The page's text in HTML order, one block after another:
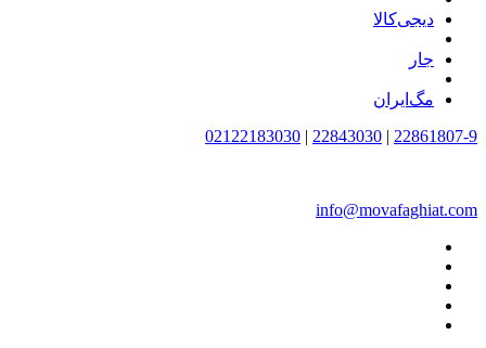
دیجی‌کالا
جار
مگ‌ایران
22861807-9
|
22843030
|
02122183030
info@movafaghiat.com